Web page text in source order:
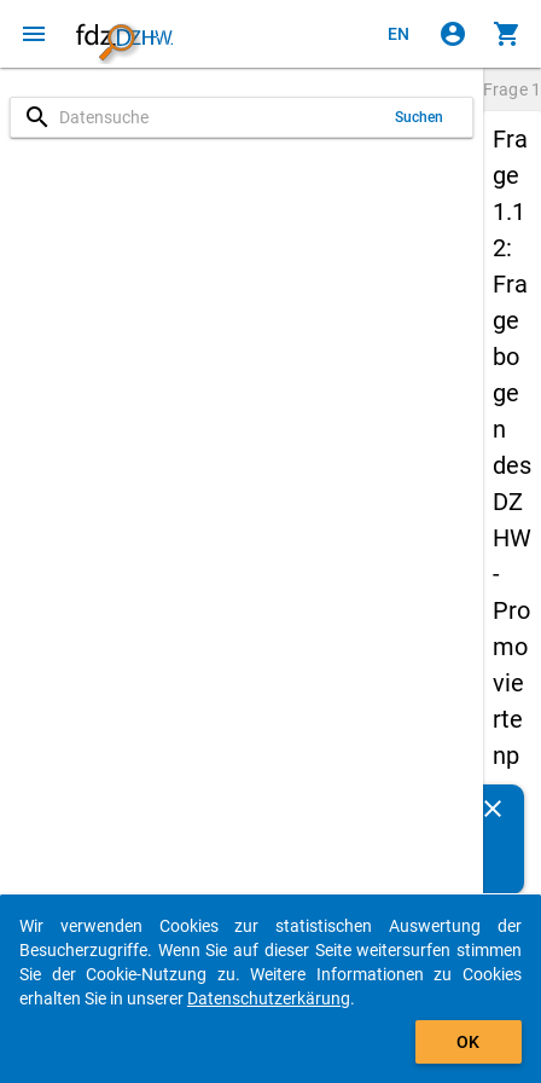
menu EN account_circle shopping_cart
search Suchen
Frage
Fra
ge
1.1
2:
Fra
ge
bo
ge
n
des
DZ
HW
-
Pro
mo
vie
rte
np
an
14
-
fün
clear
auto_stories
add_shopping_cart
Wir verwenden Cookies zur statistischen Auswertung der
Besucherzugriffe. Wenn Sie auf dieser Seite weitersurfen stimmen
Sie der Cookie-Nutzung zu. Weitere Informationen zu Cookies
erhalten Sie in unserer Datenschutzerkärung.
OK